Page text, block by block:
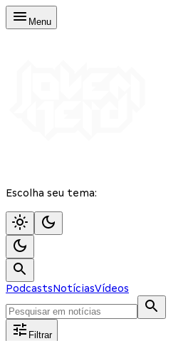
Menu
Escolha seu tema:
PodcastsNotíciasVídeos
Filtrar